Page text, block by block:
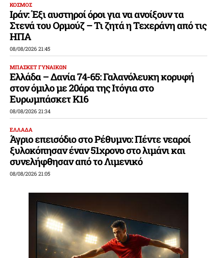
ΚΟΣΜΟΣ
Ιράν: Έξι αυστηροί όροι για να ανοίξουν τα
Στενά του Ορμούζ – Τι ζητά η Τεχεράνη από τις
ΗΠΑ
08/08/2026 21:45
ΜΠΑΣΚΕΤ ΓΥΝΑΙΚΩΝ
Ελλάδα – Δανία 74-65: Γαλανόλευκη κορυφή
στον όμιλο με 20άρα της Ιτόγια στο
Ευρωμπάσκετ Κ16
08/08/2026 21:34
ΕΛΛΑΔΑ
Άγριο επεισόδιο στο Ρέθυμνο: Πέντε νεαροί
ξυλοκόπησαν έναν 51χρονο στο λιμάνι και
συνελήφθησαν από το Λιμενικό
08/08/2026 21:05